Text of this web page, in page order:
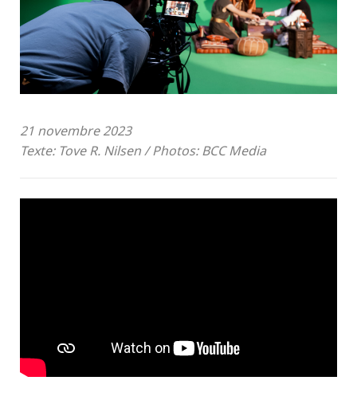
21 novembre 2023
Texte: Tove R. Nilsen / Photos: BCC Media